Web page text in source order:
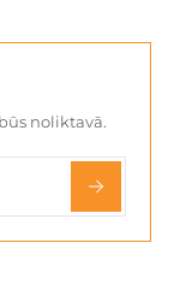
noliktavā.